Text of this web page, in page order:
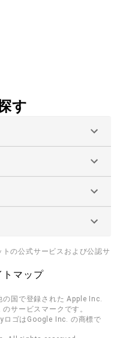
す
の公式サービスおよび公認サ
トマップ
国で登録された Apple Inc.
サービスマークです。
ゴはGoogle Inc. の商標で